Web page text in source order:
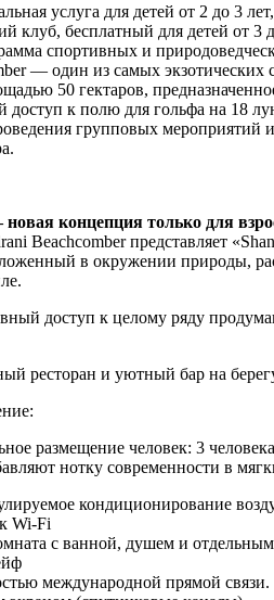
услуга для детей от 2 до 3
клуб, бесплатный для детей от 3
спортивных и
— один из самых экзотических
50 гектаров,
к полю для гольфа на 18
групповых мероприятий
концепция только для
Beachcomber представляет
в окружении природы,
доступ к целому ряду
ресторан и уютный бар на
размещение человек: 3
нотку современности в
кондиционирование
Wi-Fi
с ванной, душем и
международной прямой связи.